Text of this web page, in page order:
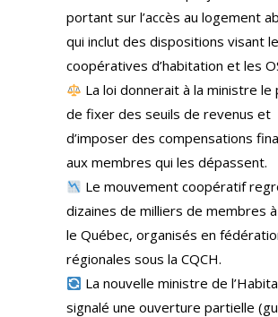
portant sur l’accès au logement
qui inclut des dispositions visant
coopératives d’habitation et les
La loi donnerait à la ministre le
de fixer des seuils de revenus et
d’imposer des compensations
aux membres qui les dépassent.
Le mouvement coopératif
dizaines de milliers de membres
le Québec, organisés en
régionales sous la CQCH.
La nouvelle ministre de
signalé une ouverture partielle